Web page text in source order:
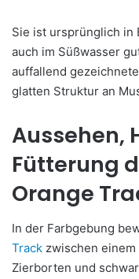
Sie ist ursprünglich in
auch im Süßwasser
auffallend
glatten Struktur an
Aussehen,
Fütterung
Orange
In der Farbgebung
Track zwischen
Zierborten und